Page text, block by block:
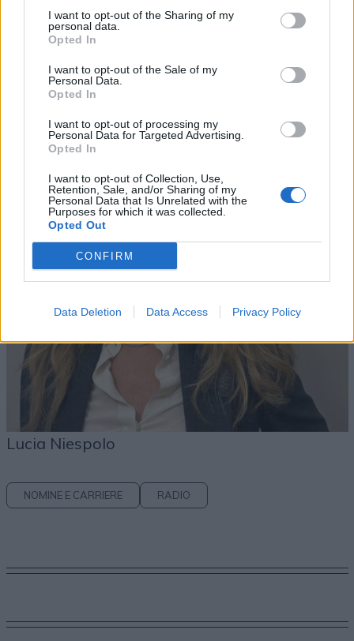
I want to opt-out of the Sharing of my
personal data.
Opted In
I want to opt-out of the Sale of my
Personal Data.
Opted In
I want to opt-out of processing my
Personal Data for Targeted Advertising.
Opted In
I want to opt-out of Collection, Use,
Retention, Sale, and/or Sharing of my
Personal Data that Is Unrelated with the
Purposes for which it was collected.
Opted Out
CONFIRM
Data Deletion Data Access Privacy Policy
senso di responsabilità, passione e visione, nella
convinzione che potesse crescere fino a diventare un
punto di riferimento autorevole nel sistema dei media
italiani. Con orgoglio affido al futuro un progetto solido,
riconosciuto e amato, certa che continuerà a evolvere,
innovare e generare valore”.
Lucia Niespolo
NOMINE E CARRIERE RADIO